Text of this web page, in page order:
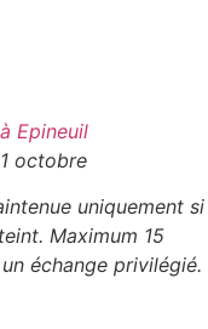
Epineuil
octobre
uniquement si
Maximum 15
échange privilégié.